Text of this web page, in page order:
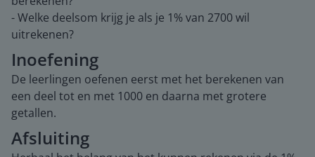
- Welke deelsom krijg je als je 1% van 2700 wil
uitrekenen?
Inoefening
De leerlingen oefenen eerst met het berekenen van
een deel tot en met 1000 en daarna met grotere
getallen.
Afsluiting